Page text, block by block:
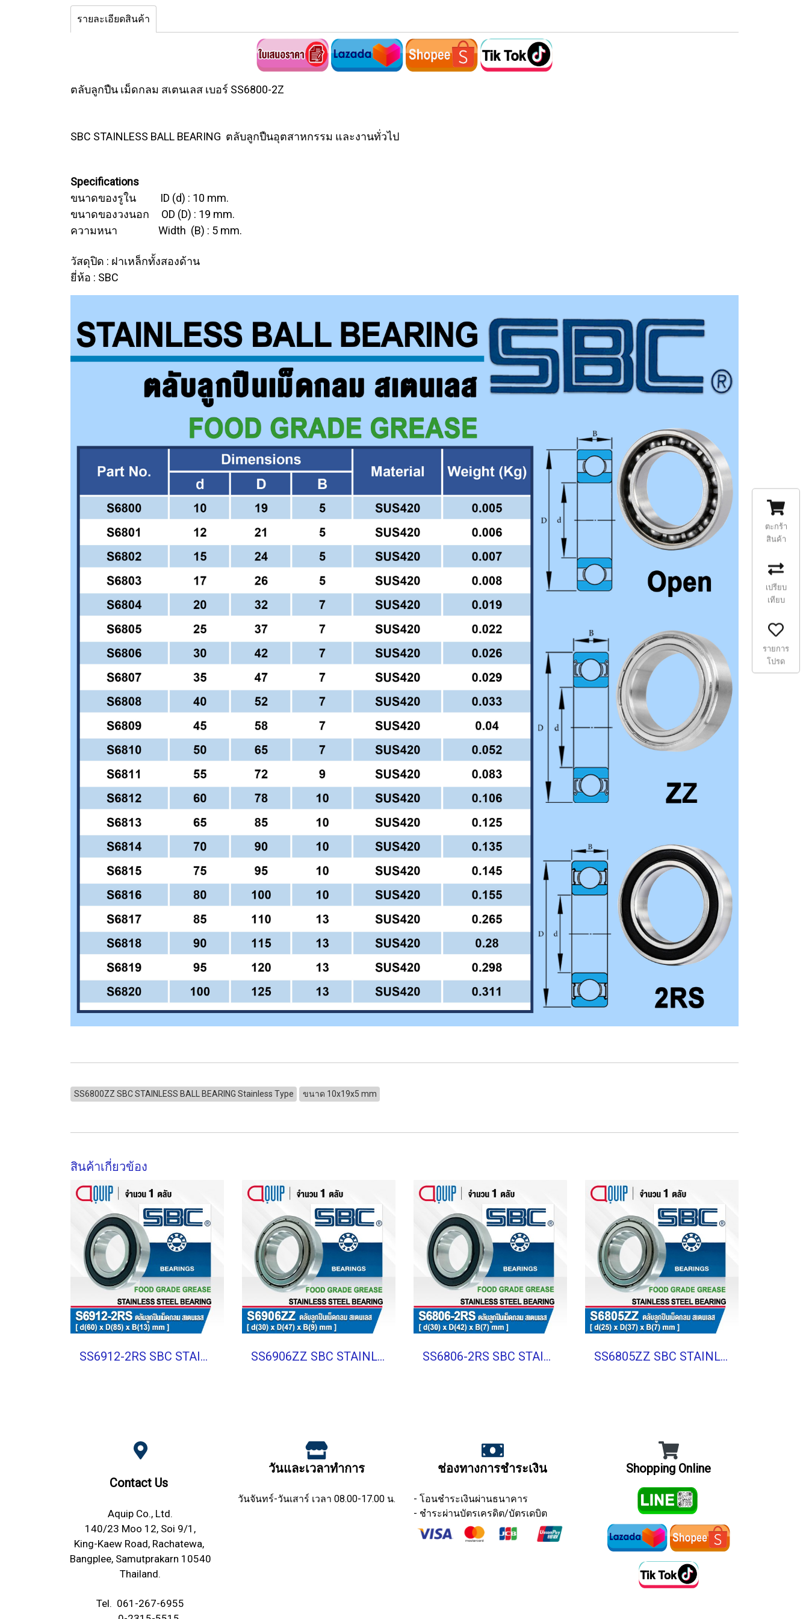
รายละเอียดสินค้า
ตลับลูกปืน เม็ดกลม สเตนเลส เบอร์ SS6800-2Z
SBC STAINLESS BALL BEARING ตลับลูกปืนอุตสาหกรรม และงานทั่วไป
Specifications
ขนาดของรูใน ID (d) : 10 mm.
ขนาดของวงนอก OD (D) : 19 mm.
ความหนา Width (B) : 5 mm.
วัสดุปิด : ฝาเหล็กทั้งสองด้าน
ยี่ห้อ : SBC
SS6800ZZ SBC STAINLESS BALL BEARING Stainless Type ขนาด 10x19x5 mm
สินค้าเกี่ยวข้อง
SS6912-2RS SBC STAINLESS BALL BEARING Shield Type SS6906ZZ SBC STAINLESS BALL BEARING Stainless Type SS6806-2RS SBC STAINLESS BALL BEARING Shield Type SS6805ZZ SBC STAINLESS BALL BEARING Stainless Type
Contact Us
Aquip Co., Ltd.
140/23 Moo 12, Soi 9/1,
King-Kaew Road, Rachatewa,
Bangplee, Samutprakarn 10540
Thailand.
Tel. 061-267-6955
วันและเวลาทำการ
วันจันทร์-วันเสาร์ เวลา 08.00-17.00 น.
ช่องทางการชำระเงิน
- โอนชำระเงินผ่านธนาคาร
- ชำระผ่านบัตรเครดิต/บัตรเดบิต
Shopping Online
ตะกร้า
สินค้า
เปรียบ
เทียบ
รายการ
โปรด